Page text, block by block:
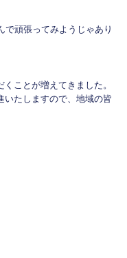
で頑張ってみようじゃあり
ことが増えてきました。
いたしますので、地域の皆